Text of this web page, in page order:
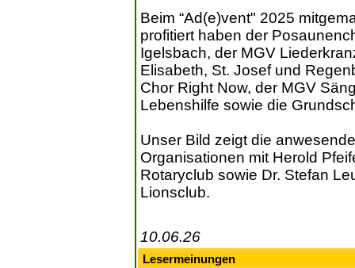
Beim “Ad(e)vent" 2025
profitiert haben der
Igelsbach, der MGV
Elisabeth, St. Josef und
Chor Right Now, der MGV
Lebenshilfe sowie die
Unser Bild zeigt die
Organisationen mit Herold
Rotaryclub sowie Dr. Stefan
Lionsclub.
10.06.26
Lesermeinungen